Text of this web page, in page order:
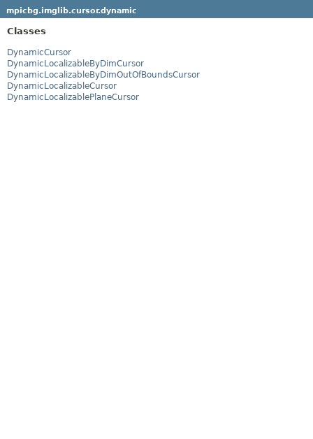
mpicbg.imglib.cursor.dynamic
Classes
DynamicCursor
DynamicLocalizableByDimCursor
DynamicLocalizableByDimOutOfBoundsCursor
DynamicLocalizableCursor
DynamicLocalizablePlaneCursor